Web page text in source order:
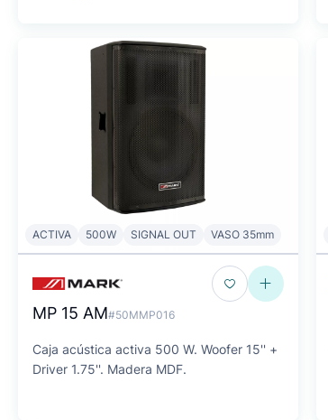
ACTIVA 500W SIGNAL OUT VASO 35mm
MP 15 AM#50MMP016
Caja acústica activa 500 W. Woofer 15'' +
Driver 1.75''. Madera MDF.